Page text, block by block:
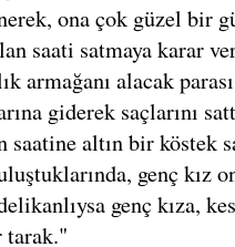
ona çok güzel bir
saati satmaya karar
armağanı alacak
giderek saçlarını
saatine altın bir köstek
genç kız
genç kıza,
tarak."